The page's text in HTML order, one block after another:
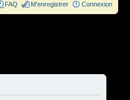
FAQ M’enregistrer Connexion